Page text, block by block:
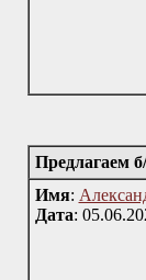
Предлагаем
Имя:
Дата: